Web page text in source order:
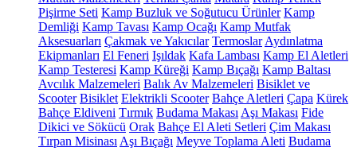
Pişirme Seti Kamp Buzluk ve Soğutucu Ürünler Kamp
Demliği Kamp Tavası Kamp Ocağı Kamp Mutfak
Aksesuarları Çakmak ve Yakıcılar Termoslar Aydınlatma
Ekipmanları El Feneri Işıldak Kafa Lambası Kamp El Aletleri
Kamp Testeresi Kamp Küreği Kamp Bıçağı Kamp Baltası
Avcılık Malzemeleri Balık Av Malzemeleri Bisiklet ve
Scooter Bisiklet Elektrikli Scooter Bahçe Aletleri Çapa Kürek
Bahçe Eldiveni Tırmık Budama Makası Aşı Makası Fide
Dikici ve Sökücü Orak Bahçe El Aleti Setleri Çim Makası
Tırpan Misinası Aşı Bıçağı Meyve Toplama Aleti Budama